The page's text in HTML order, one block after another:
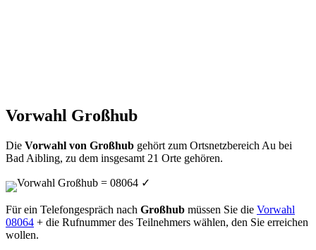
Vorwahl Großhub
Die Vorwahl von Großhub gehört zum Ortsnetzbereich Au bei
Bad Aibling, zu dem insgesamt 21 Orte gehören.
Vorwahl Großhub = 08064 ✓
Für ein Telefongespräch nach Großhub müssen Sie die Vorwahl
08064 + die Rufnummer des Teilnehmers wählen, den Sie erreichen
wollen.